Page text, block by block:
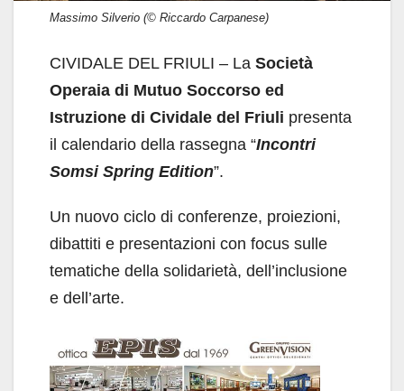
Massimo Silverio (© Riccardo Carpanese)
CIVIDALE DEL FRIULI – La Società
Operaia di Mutuo Soccorso ed
Istruzione di Cividale del Friuli presenta
il calendario della rassegna “Incontri
Somsi Spring Edition”.
Un nuovo ciclo di conferenze, proiezioni,
dibattiti e presentazioni con focus sulle
tematiche della solidarietà, dell’inclusione
e dell’arte.